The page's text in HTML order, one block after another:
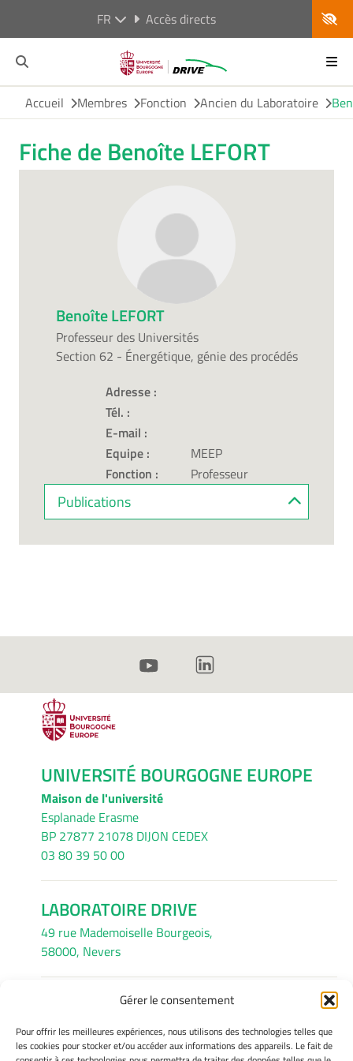
Gérer le consentement
Pour offrir les meilleures expériences, nous utilisons des technologies telles que
les cookies pour stocker et/ou accéder aux informations des appareils. Le fait de
FR Accès directs
Accueil Membres Fonction Ancien du Laboratoire
Fiche de Benoîte LEFORT
Benoîte LEFORT
Professeur des Universités
Section 62 - Énergétique, génie des procédés
Adresse :
Tél. :
E-mail :
Equipe :
MEEP
Fonction :
Professeur
Publications
UNIVERSITÉ BOURGOGNE EUROPE
Maison de l'université
Esplanade Erasme
BP 27877 21078 DIJON CEDEX
03 80 39 50 00
LABORATOIRE DRIVE
49 rue Mademoiselle Bourgeois,
58000, Nevers
INFORMATIONS LÉGALES
Mentions légales